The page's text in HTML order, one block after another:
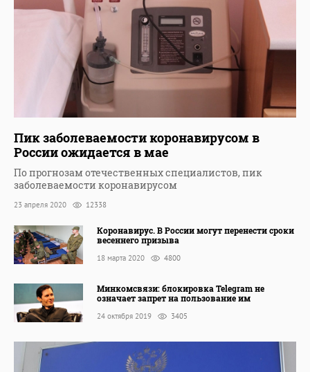
Пик заболеваемости коронавирусом в
России ожидается в мае
По прогнозам отечественных специалистов, пик
заболеваемости коронавирусом
23 апреля 2020 12338
Коронавирус. В России могут перенести сроки
весеннего призыва
18 марта 2020 4800
Минкомсвязи: блокировка Telegram не
означает запрет на пользование им
24 октября 2019 3405